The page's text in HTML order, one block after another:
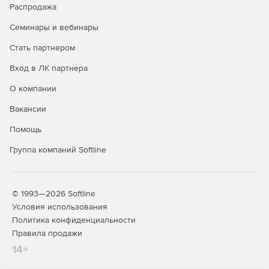
для голосовых и видео функций, включая сбор и
Также была улучшена совместимость со сторонними
системами для проведения видеоконференций.
Сервер Video Interop взаимодействует как посредник
трансляции видеконференций Cisco (VTC).
Присоединяясь к мероприятию, пользователи могут
используется как самостоятельный сервер для
рабочему номеру.
истории разговоров на мобильном телефоне,
использование видеоконференцсвязи и поддержка
Распродажа
Семинары и вебинары
Стать партнером
Вход в ЛК партнера
О компании
Вакансии
Помощь
Группа компаний Softline
© 1993—2026 Softline
Условия использования
Политика конфиденциальности
Правила продажи
14+